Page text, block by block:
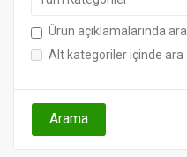
Ürün açıklamalarında ara
Alt kategoriler içinde ara